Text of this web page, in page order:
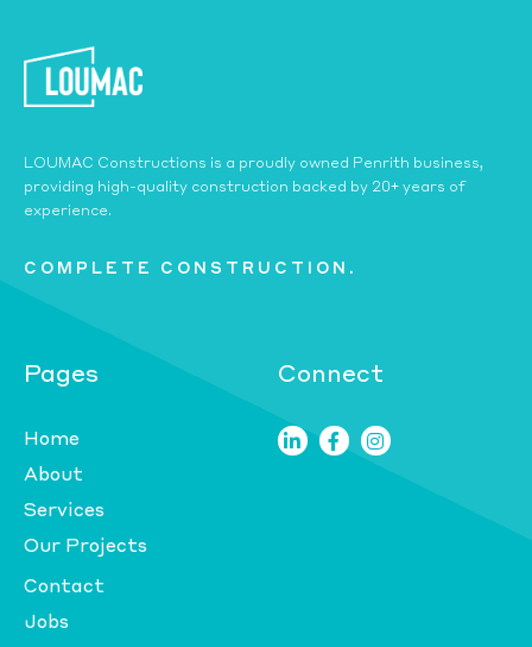
LOUMAC Constructions is a proudly owned Penrith business,
providing high-quality construction backed by 20+ years of
experience.
COMPLETE CONSTRUCTION.
Pages
Home
About
Services
Our Projects
Contact
Jobs
Connect
  